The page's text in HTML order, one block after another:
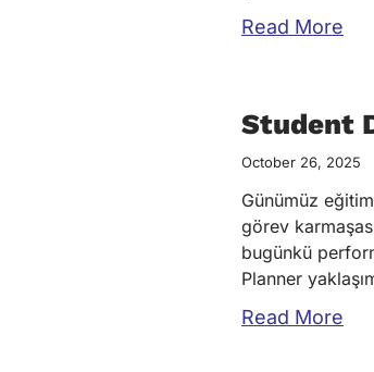
Read More
Student
October 26, 2025
Günümüz
görev
bugünkü
Planner
Read More